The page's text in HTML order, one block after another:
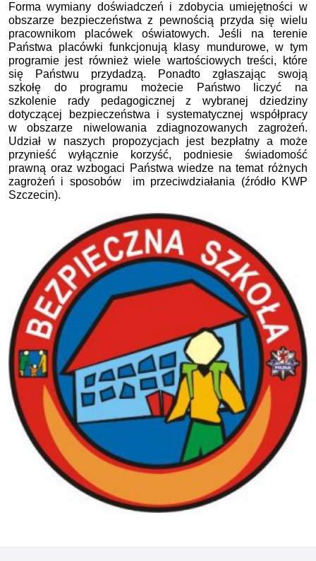
Forma wymiany doświadczeń i zdobycia umiejętności w
obszarze bezpieczeństwa z pewnością przyda się wielu
pracownikom placówek oświatowych. Jeśli na terenie
Państwa placówki funkcjonują klasy mundurowe, w tym
programie jest również wiele wartościowych treści, które
się Państwu przydadzą. Ponadto zgłaszając swoją
szkołę do programu możecie Państwo liczyć na
szkolenie rady pedagogicznej z wybranej dziedziny
dotyczącej bezpieczeństwa i systematycznej współpracy
w obszarze niwelowania zdiagnozowanych zagrożeń.
Udział w naszych propozycjach jest bezpłatny a może
przynieść wyłącznie korzyść, podniesie świadomość
prawną oraz wzbogaci Państwa wiedze na temat różnych
zagrożeń i sposobów im przeciwdziałania (źródło KWP
Szczecin).